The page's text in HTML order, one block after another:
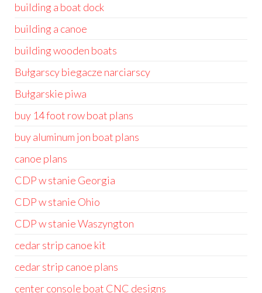
building a boat dock
building a canoe
building wooden boats
Bułgarscy biegacze narciarscy
Bułgarskie piwa
buy 14 foot row boat plans
buy aluminum jon boat plans
canoe plans
CDP w stanie Georgia
CDP w stanie Ohio
CDP w stanie Waszyngton
cedar strip canoe kit
cedar strip canoe plans
center console boat CNC designs